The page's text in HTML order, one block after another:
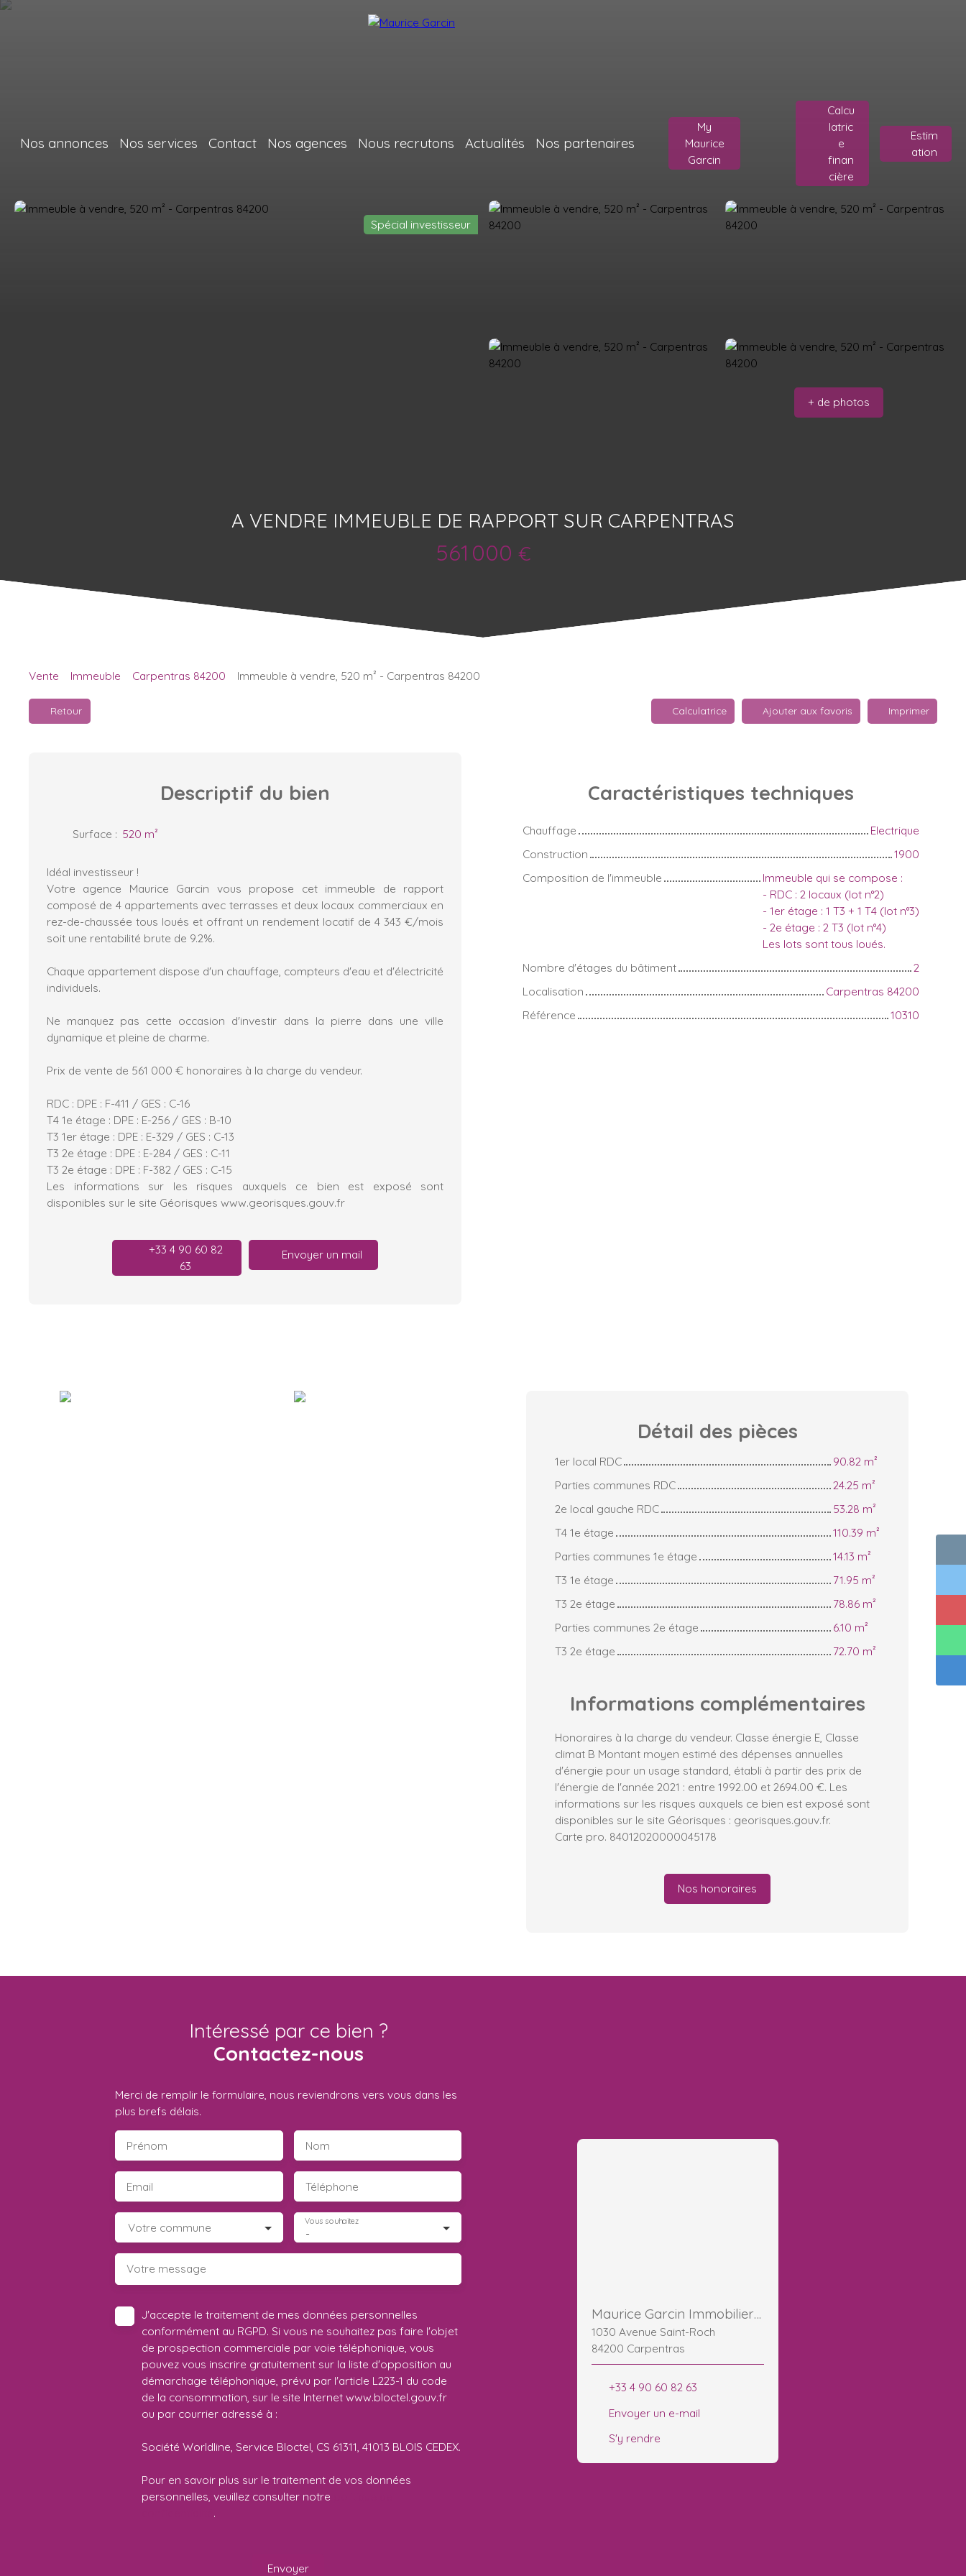
Nos annonces Nos services Contact Nos agences Nous recrutons Actualités Nos partenaires
My
Maurice
Garcin
Calcu
latric
e
finan
cière
Estim
ation
Spécial investisseur
+ de photos
A VENDRE IMMEUBLE DE RAPPORT SUR CARPENTRAS
561 000 €
Vente Immeuble Carpentras 84200 Immeuble à vendre, 520 m² - Carpentras 84200
Retour Calculatrice Ajouter aux favoris Imprimer
Descriptif du bien
Surface : 520 m²
Idéal investisseur !
Votre agence Maurice Garcin vous propose cet immeuble de rapport
composé de 4 appartements avec terrasses et deux locaux commerciaux en
rez-de-chaussée tous loués et offrant un rendement locatif de 4 343 €/mois
soit une rentabilité brute de 9.2%.
Chaque appartement dispose d'un chauffage, compteurs d'eau et d'électricité
individuels.
Ne manquez pas cette occasion d'investir dans la pierre dans une ville
dynamique et pleine de charme.
Prix de vente de 561 000 € honoraires à la charge du vendeur.
RDC : DPE : F-411 / GES : C-16
T4 1e étage : DPE : E-256 / GES : B-10
T3 1er étage : DPE : E-329 / GES : C-13
T3 2e étage : DPE : E-284 / GES : C-11
T3 2e étage : DPE : F-382 / GES : C-15
Les informations sur les risques auxquels ce bien est exposé sont
disponibles sur le site Géorisques www.georisques.gouv.fr
+33 4 90 60 82
63
Envoyer un mail
Caractéristiques techniques
Chauffage
Electrique
Construction
1900
Composition de l'immeuble
Immeuble qui se compose :
- RDC : 2 locaux (lot n°2)
- 1er étage : 1 T3 + 1 T4 (lot n°3)
- 2e étage : 2 T3 (lot n°4)
Les lots sont tous loués.
Nombre d'étages du bâtiment
2
Localisation
Carpentras 84200
Référence
10310
Détail des pièces
1er local RDC
90.82 m²
Parties communes RDC
24.25 m²
2e local gauche RDC
53.28 m²
T4 1e étage
110.39 m²
Parties communes 1e étage
14.13 m²
T3 1e étage
71.95 m²
T3 2e étage
78.86 m²
Parties communes 2e étage
6.10 m²
T3 2e étage
72.70 m²
Informations complémentaires
Honoraires à la charge du vendeur. Classe énergie E, Classe
climat B Montant moyen estimé des dépenses annuelles
d'énergie pour un usage standard, établi à partir des prix de
l'énergie de l'année 2021 : entre 1992.00 et 2694.00 €. Les
informations sur les risques auxquels ce bien est exposé sont
disponibles sur le site Géorisques : georisques.gouv.fr.
Carte pro. 84012020000045178
Nos honoraires
Intéressé par ce bien ?
Contactez-nous
Merci de remplir le formulaire, nous reviendrons vers vous dans les
plus brefs délais.
Prénom Nom
Email Téléphone
Votre commune -
Vous souhaitez
Votre message
J'accepte le traitement de mes données personnelles
conformément au RGPD. Si vous ne souhaitez pas faire l'objet
de prospection commerciale par voie téléphonique, vous
pouvez vous inscrire gratuitement sur la liste d'opposition au
démarchage téléphonique, prévu par l'article L223-1 du code
de la consommation, sur le site Internet www.bloctel.gouv.fr
ou par courrier adressé à :
Société Worldline, Service Bloctel, CS 61311, 41013 BLOIS CEDEX.
Pour en savoir plus sur le traitement de vos données
personnelles, veuillez consulter notre
.
Envoyer
Maurice Garcin Immobilier Carpentras Ventoux
1030 Avenue Saint-Roch
84200 Carpentras
+33 4 90 60 82 63
Envoyer un e-mail
S'y rendre